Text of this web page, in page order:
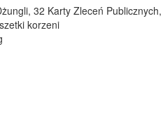
32 Karty Zleceń
korzeni